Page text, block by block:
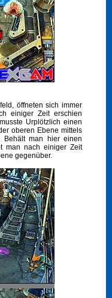
öffneten sich immer
einiger Zeit erschien
Urplötzlich einen
oberen Ebene mittels
Behält man hier einen
man nach einiger Zeit
gegenüber.